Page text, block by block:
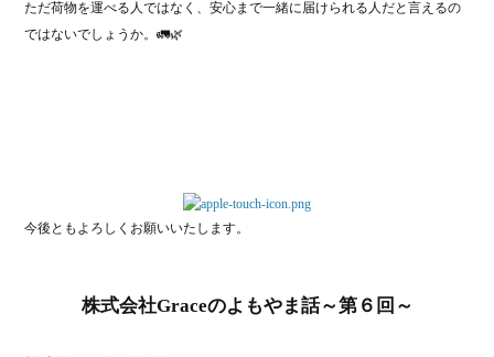
ただ荷物を運べる人ではなく、安心まで一緒に届けられる人だと言えるの
ではないでしょうか。🚛🌿
今後ともよろしくお願いいたします。
株式会社Graceのよもやま話～第６回～